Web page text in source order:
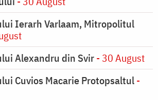
Ierarh Varlaam, Mitropolitul
Alexandru din Svir- 30 August
Cuvios Macarie Protopsaltul-